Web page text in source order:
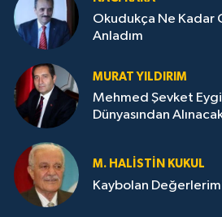
Okudukça Ne Kadar
Anladım
MURAT YILDIRIM
Mehmed Şevket
Dünyasından
M. HALISTIN KUKUL
Kaybolan